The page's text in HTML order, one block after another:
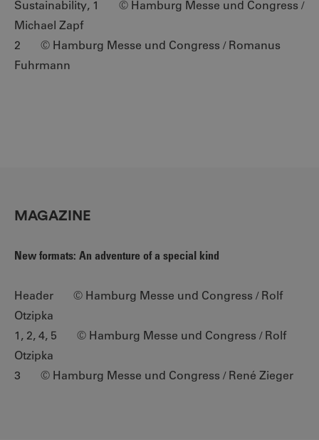
Sustainability, 1 © Hamburg Messe und Congress /
Michael Zapf
2 © Hamburg Messe und Congress / Romanus
Fuhrmann
MAGAZINE
New formats: An adventure of a special kind
Header © Hamburg Messe und Congress / Rolf
Otzipka
1, 2, 4, 5 © Hamburg Messe und Congress / Rolf
Otzipka
3 © Hamburg Messe und Congress / René Zieger